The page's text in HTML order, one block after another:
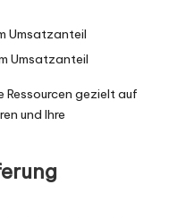
Umsatzanteil
Umsatzanteil
Ressourcen gezielt auf
und Ihre